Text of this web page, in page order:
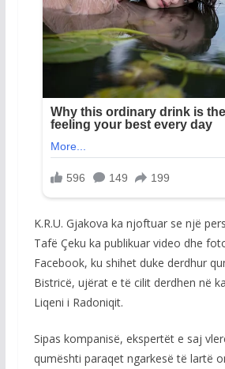
K.R.U. Gjakova ka njoftuar se një
Tafë Çeku ka publikuar video dhe
Facebook, ku shihet duke derdhur
Bistricë, ujërat e të cilit derdhen në
Liqeni i Radoniqit.
Sipas kompanisë, ekspertët e saj
qumështi paraqet ngarkesë të lartë